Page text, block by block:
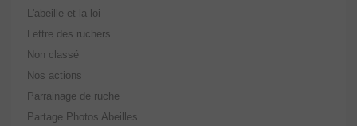
L'abeille et la loi
Lettre des ruchers
Non classé
Nos actions
Parrainage de ruche
Partage Photos Abeilles